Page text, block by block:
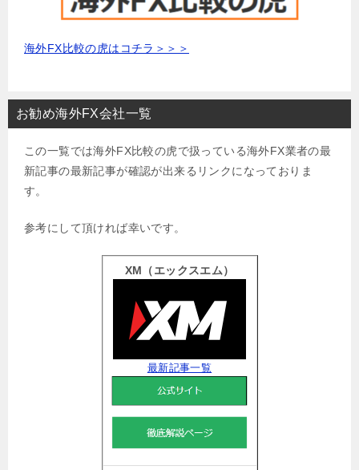
海外FX比較の虎はコチラ＞＞＞
お勧め海外FX会社一覧
この一覧では海外FX比較の虎で扱っている海外FX業者の最
新記事の最新記事が確認が出来るリンクになっておりま
す。
参考にして頂ければ幸いです。
XM（エックスエム）
最新記事一覧